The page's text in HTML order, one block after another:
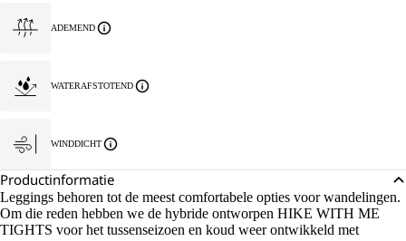
ADEMEND
WATERAFSTOTEND
WINDDICHT
Productinformatie
Leggings behoren tot de meest comfortabele opties voor wandelingen.
Om die reden hebben we de hybride ontworpen HIKE WITH ME
TIGHTS voor het tussenseizoen en koud weer ontwikkeld met